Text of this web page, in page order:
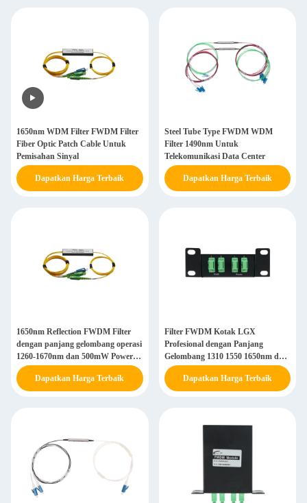
1650nm WDM Filter FWDM Filter
Fiber Optic Patch Cable Untuk
Pemisahan Sinyal
Dapatkan Harga Terbaik
Steel Tube Type FWDM WDM
Filter 1490nm Untuk
Telekomunikasi Data Center
Dapatkan Harga Terbaik
1650nm Reflection FWDM Filter
dengan panjang gelombang operasi
1260-1670nm dan 500mW Power
Handling untuk pemisahan sinyal
yang efisien
Dapatkan Harga Terbaik
Filter FWDM Kotak LGX
Profesional dengan Panjang
Gelombang 1310 1550 1650nm dan
Teknologi Filter Film Tipis untuk
Jaringan Fiber Optik
Dapatkan Harga Terbaik